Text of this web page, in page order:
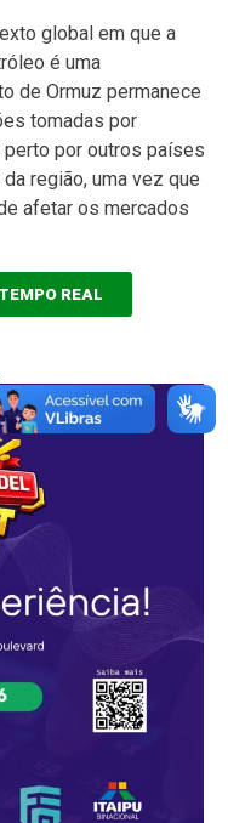
global em que a
é uma
de Ormuz permanece
tomadas por
por outros países
região, uma vez que
afetar os mercados
REAL